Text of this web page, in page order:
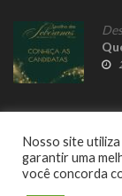
Nosso site
garantir uma
você concorda